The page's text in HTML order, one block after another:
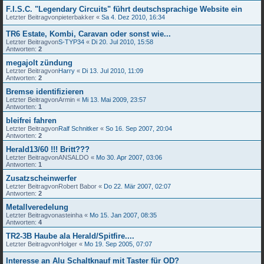
F.I.S.C. "Legendary Circuits" führt deutschsprachige Website ein
Letzter Beitragvonpieterbakker « Sa 4. Dez 2010, 16:34
TR6 Estate, Kombi, Caravan oder sonst wie...
Letzter BeitragvonS-TYP34 « Di 20. Jul 2010, 15:58
Antworten: 2
megajolt zündung
Letzter BeitragvonHarry « Di 13. Jul 2010, 11:09
Antworten: 2
Bremse identifizieren
Letzter BeitragvonArmin « Mi 13. Mai 2009, 23:57
Antworten: 1
bleifrei fahren
Letzter BeitragvonRalf Schnitker « So 16. Sep 2007, 20:04
Antworten: 2
Herald13/60 !!! Britt???
Letzter BeitragvonANSALDO « Mo 30. Apr 2007, 03:06
Antworten: 1
Zusatzscheinwerfer
Letzter BeitragvonRobert Babor « Do 22. Mär 2007, 02:07
Antworten: 2
Metallveredelung
Letzter Beitragvonasteinha « Mo 15. Jan 2007, 08:35
Antworten: 4
TR2-3B Haube ala Herald/Spitfire....
Letzter BeitragvonHolger « Mo 19. Sep 2005, 07:07
Interesse an Alu Schaltknauf mit Taster für OD?